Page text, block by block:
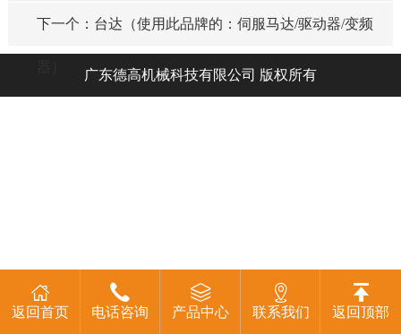
下一个：台达（使用此品牌的：伺服马达/驱动器/变频
广东德高机械科技有限公司 版权所有
返回首页 电话咨询 产品中心 联系我们 返回顶部